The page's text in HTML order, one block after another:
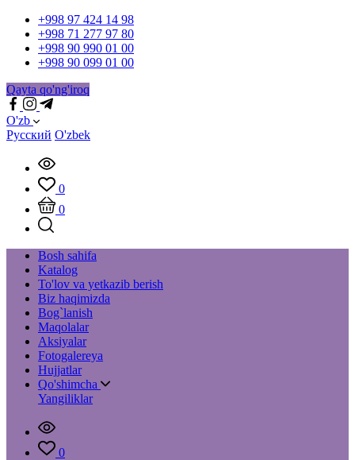
+998 97 424 14 98
+998 71 277 97 80
+998 90 990 01 00
+998 90 099 01 00
Qayta qo'ng'iroq
O'zb
Русский O'zbek
0
0
Bosh sahifa
Katalog
To'lov va yetkazib berish
Biz haqimizda
Bog`lanish
Maqolalar
Aksiyalar
Fotogalereya
Hujjatlar
Qo'shimcha
Yangiliklar
0